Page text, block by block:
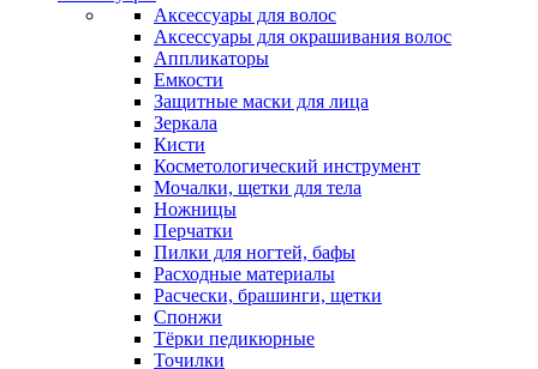
Аксессуары для волос
Аксессуары для окрашивания волос
Аппликаторы
Емкости
Защитные маски для лица
Зеркала
Кисти
Косметологический инструмент
Мочалки, щетки для тела
Ножницы
Перчатки
Пилки для ногтей, бафы
Расходные материалы
Расчески, брашинги, щетки
Спонжи
Тёрки педикюрные
Точилки